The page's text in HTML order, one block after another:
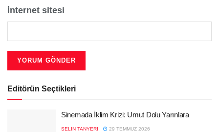
İnternet sitesi
Editörün Seçtikleri
Sinemada İklim Krizi: Umut Dolu Yarınlara
SELIN TANYERI 29 TEMMUZ 2026